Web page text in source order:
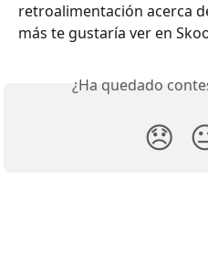
retroalimentación acerca
más te gustaría ver en
¿Ha quedado
😞